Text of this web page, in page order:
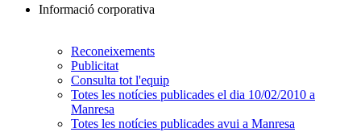
Informació corporativa
Reconeixements
Publicitat
Consulta tot l'equip
Totes les notícies publicades el dia 10/02/2010 a
Manresa
Totes les notícies publicades avui a Manresa